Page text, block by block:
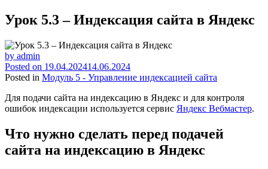
Урок 5.3 – Индексация сайта в Яндекс
by admin
Posted on 19.04.202414.06.2024
Posted in Модуль 5 - Управление индексацией сайта
Для подачи сайта на индексацию в Яндекс и для контроля
ошибок индексации используется сервис Яндекс Вебмастер.
Что нужно сделать перед подачей
сайта на индексацию в Яндекс